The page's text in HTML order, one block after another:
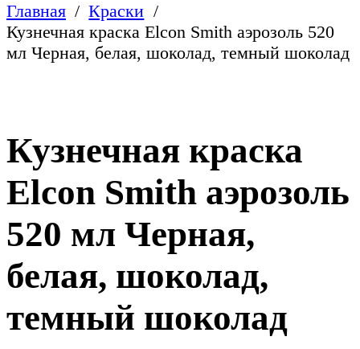
Главная
Краски
Кузнечная краска Elcon Smith аэрозоль 520
мл Черная, белая, шоколад, темный шоколад
Кузнечная краска
Elcon Smith аэрозоль
520 мл Черная,
белая, шоколад,
темный шоколад